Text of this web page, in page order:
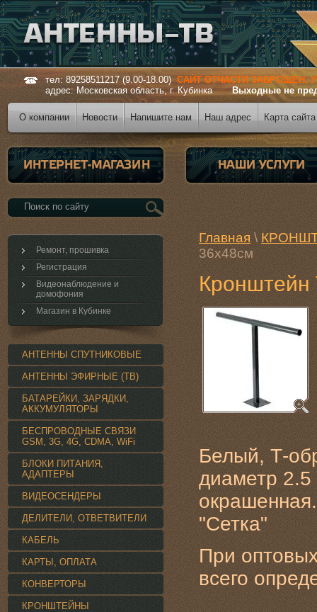
О компании Новости Напишите нам Наш адрес Карта сайта
тел: 89258511217 (9.00-18.00)САЙТ ОТЧАСТИ ЗАБРОШЕН,
адрес: Московская область, г. КубинкаВыходные не
Главная\
36х48см
Кронштейн
Белый, Т-
диаметр 2.5
"Сетка"
При
всего
Ремонт, прошивка
Регистрация
Видеонаблюдение и
домофония
Магазин в Кубинке
АНТЕННЫ СПУТНИКОВЫЕ
АНТЕННЫ ЭФИРНЫЕ (ТВ)
БАТАРЕЙКИ, ЗАРЯДКИ,
АККУМУЛЯТОРЫ
БЕСПРОВОДНЫЕ СВЯЗИ
GSM, 3G, 4G, CDMA, WiFi
БЛОКИ ПИТАНИЯ,
АДАПТЕРЫ
ВИДЕОСЕНДЕРЫ
ДЕЛИТЕЛИ, ОТВЕТВИТЕЛИ
КАБЕЛЬ
КАРТЫ, ОПЛАТА
КОНВЕРТОРЫ
КРОНШТЕЙНЫ